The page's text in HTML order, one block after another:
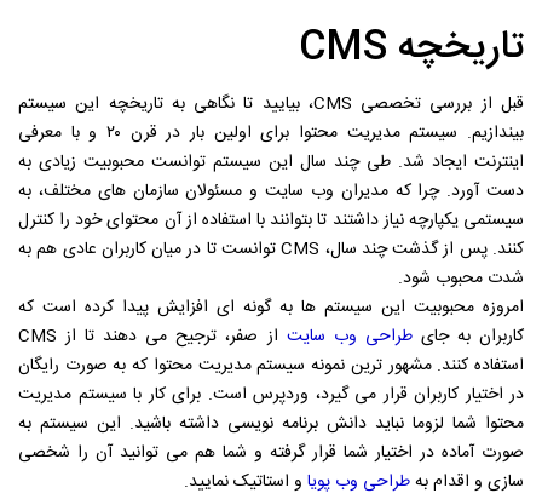
تاریخچه CMS
قبل از بررسی تخصصی CMS، بیایید تا نگاهی به تاریخچه این سیستم
بیندازیم. سیستم مدیریت محتوا برای اولین بار در قرن ۲۰ و با معرفی
اینترنت ایجاد شد. طی چند سال این سیستم توانست محبوبیت زیادی به
دست آورد. چرا که مدیران وب سایت و مسئولان سازمان های مختلف، به
سیستمی یکپارچه نیاز داشتند تا بتوانند با استفاده از آن محتوای خود را کنترل
کنند. پس از گذشت چند سال، CMS توانست تا در میان کاربران عادی هم به
شدت محبوب شود.
امروزه محبوبیت این سیستم ها به گونه ای افزایش پیدا کرده است که
کاربران به جایطراحی وب سایت
از صفر، ترجیح می دهند تا از CMS
استفاده کنند. مشهور ترین نمونه سیستم مدیریت محتوا که به صورت رایگان
در اختیار کاربران قرار می گیرد، وردپرس است. برای کار با سیستم مدیریت
محتوا شما لزوما نباید دانش برنامه نویسی داشته باشید. این سیستم به
صورت آماده در اختیار شما قرار گرفته و شما هم می توانید آن را شخصی
سازی و اقدام بهطراحی وب پویا و استاتیک نمایید.